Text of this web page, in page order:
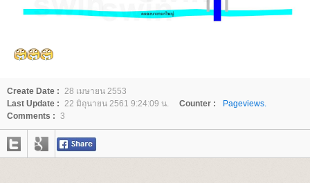
Create Date : 28 เมษายน 2553
Last Update : 22 มิถุนายน 2561 9:24:09 น. Counter :
Pageviews.
Comments : 3